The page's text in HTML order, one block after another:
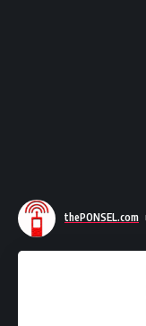
thePONSEL.com